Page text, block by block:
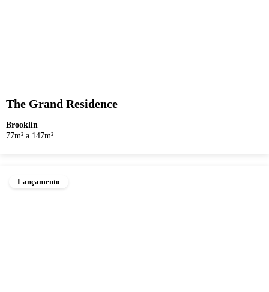
The Grand Residence
Brooklin
77m² a 147m²
Lançamento